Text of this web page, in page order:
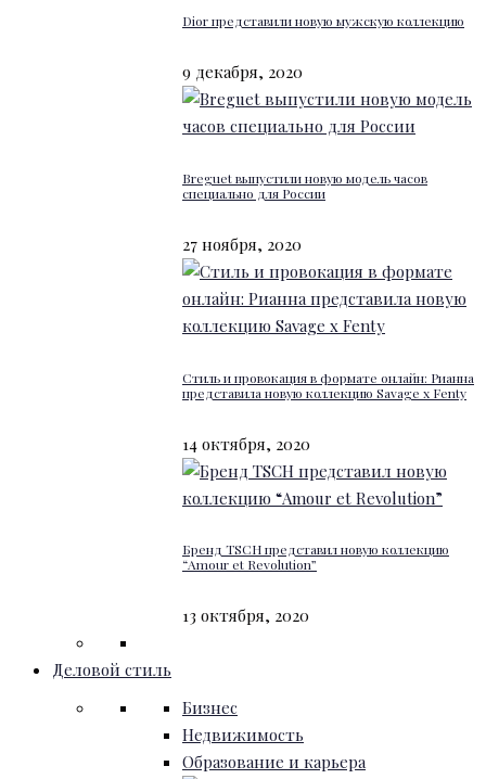
Dior представили новую мужскую коллекцию
9 декабря, 2020
Breguet выпустили новую модель часов
специально для России
27 ноября, 2020
Стиль и провокация в формате онлайн: Рианна
представила новую коллекцию Savage x Fenty
14 октября, 2020
Бренд TSCH представил новую коллекцию
“Amour et Revolution”
13 октября, 2020
Деловой стиль
Бизнес
Недвижимость
Образование и карьера